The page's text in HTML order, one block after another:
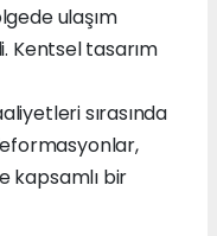
ulaşım
Kentsel tasarım
sırasında
kapsamlı bir